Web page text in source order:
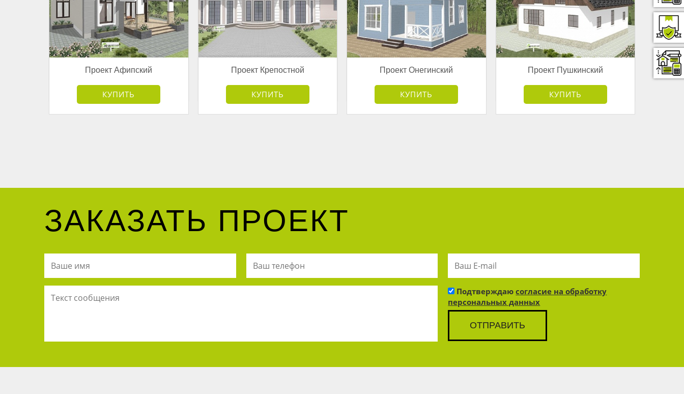
Проект Афипский
от 3 181 500 руб.
КУПИТЬ
Проект Крепостной
от 7 595 000 руб.
КУПИТЬ
Проект Онегинский
от 3 178 000 руб.
КУПИТЬ
Проект Пушкинский
от 4 168 500 руб.
КУПИТЬ
ЗАКАЗАТЬ ПРОЕКТ
Подтверждаюсогласие на обработку
персональных данных